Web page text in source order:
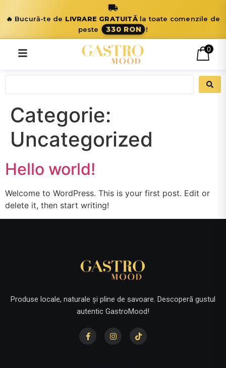
🔥 Bucură-te de LIVRARE GRATUITĂla toate comenzile de
peste
330 RON !
0
Categorie:
Uncategorized
Hello world!
Welcome to WordPress. This is your first post. Edit or
delete it, then start writing!
Produse locale, naturale și pline de savoare. Descoperă gustul
autentic GastroMood!